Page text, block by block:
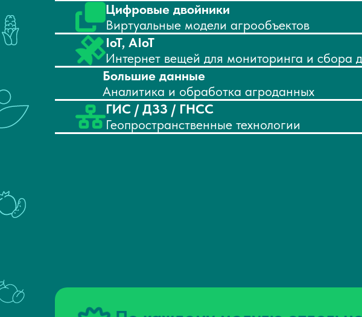
Цифровые двойники
Виртуальные модели агрообъектов
IoT, AIoT
Интернет вещей для мониторинга и сбора
Большие данные
Аналитика и обработка агроданных
ГИС / ДЗЗ / ГНСС
Геопространственные технологии